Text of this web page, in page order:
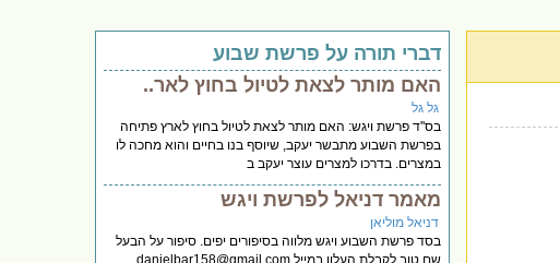
דברי תורה על פרשת שבוע
האם מותר לצאת לטיול בחוץ לאר..
גל גל
בס''ד פרשת ויגש: האם מותר לצאת לטיול בחוץ לארץ פתיחה
בפרשת השבוע מתבשר יעקב, שיוסף בנו בחיים והוא מחכה לו
במצרים. בדרכו למצרים עוצר יעקב ב
מאמר דניאל לפרשת ויגש
דניאל מוליאן
בסד פרשת השבוע ויגש מלווה בסיפורים יפים. סיפור על הבעל
שם טוב לקבלת העלון במייל danielbar158@gmail.com